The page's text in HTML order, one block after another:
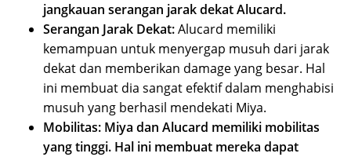
jangkauan serangan jarak dekat Alucard.
Serangan Jarak Dekat:Alucard memiliki
kemampuan untuk menyergap musuh dari jarak
dekat dan memberikan damage yang besar. Hal
ini membuat dia sangat efektif dalam menghabisi
musuh yang berhasil mendekati Miya.
Mobilitas: Miya dan Alucard memiliki mobilitas
yang tinggi. Hal ini membuat mereka dapat